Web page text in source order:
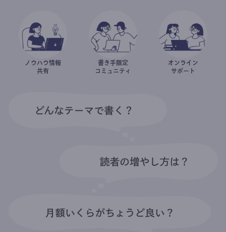
ノウハウ情報
共有
書き手限定
コミュニティ
オンライン
サポート